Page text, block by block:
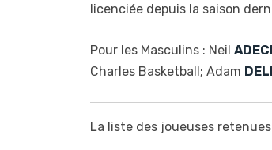
licenciée depuis la saison
Pour les Masculins : Neil
Charles Basketball; Adam
La liste des joueuses